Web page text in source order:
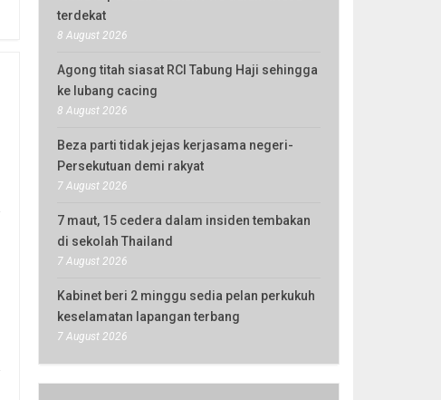
terdekat
8 August 2026
Agong titah siasat RCI Tabung Haji sehingga
ke lubang cacing
8 August 2026
Beza parti tidak jejas kerjasama negeri-
Persekutuan demi rakyat
7 August 2026
7 maut, 15 cedera dalam insiden tembakan
di sekolah Thailand
7 August 2026
Kabinet beri 2 minggu sedia pelan perkukuh
keselamatan lapangan terbang
7 August 2026